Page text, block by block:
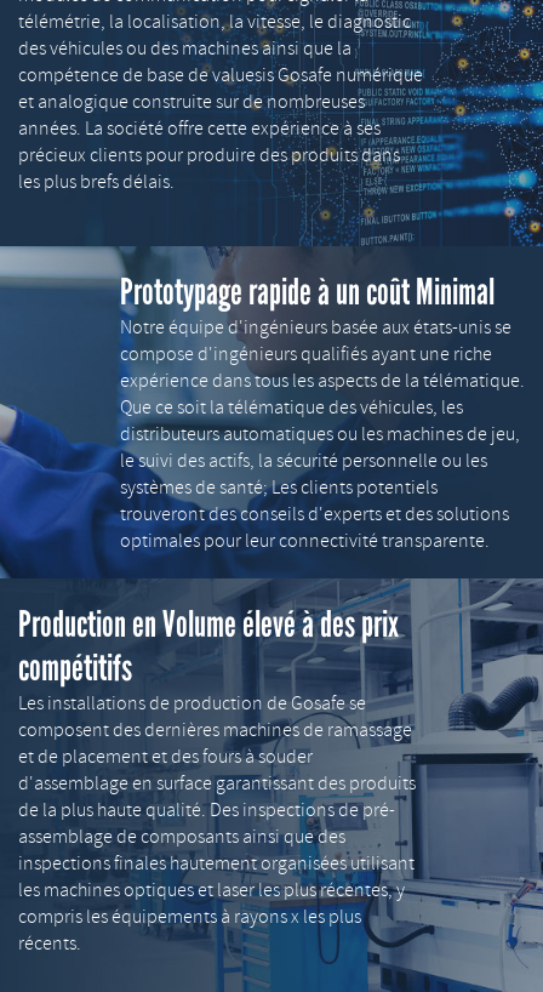
télémétrie, la localisation, la vitesse, le diagnostic
des véhicules ou des machines ainsi que la
compétence de base de valuesis Gosafe numérique
et analogique construite sur de nombreuses
années. La société offre cette expérience à ses
précieux clients pour produire des produits dans
les plus brefs délais.
Prototypage rapide à un coût Minimal
Notre équipe d'ingénieurs basée aux états-unis se
compose d'ingénieurs qualifiés ayant une riche
expérience dans tous les aspects de la télématique.
Que ce soit la télématique des véhicules, les
distributeurs automatiques ou les machines de jeu,
le suivi des actifs, la sécurité personnelle ou les
systèmes de santé; Les clients potentiels
trouveront des conseils d'experts et des solutions
optimales pour leur connectivité transparente.
Production en Volume élevé à des prix
compétitifs
Les installations de production de Gosafe se
composent des dernières machines de ramassage
et de placement et des fours à souder
d'assemblage en surface garantissant des produits
de la plus haute qualité. Des inspections de pré-
assemblage de composants ainsi que des
inspections finales hautement organisées utilisant
les machines optiques et laser les plus récentes, y
compris les équipements à rayons x les plus
récents.